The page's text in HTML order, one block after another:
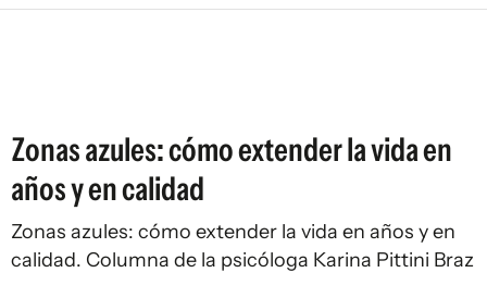
ARGENTINA
Zonas azules: cómo extender la vida en
años y en calidad
Zonas azules: cómo extender la vida en años y en
calidad. Columna de la psicóloga Karina Pittini Braz